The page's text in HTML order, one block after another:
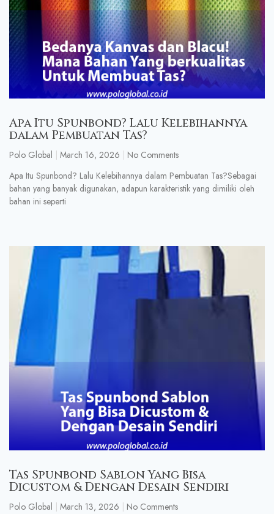
Apa Itu Spunbond? Lalu Kelebihannya
dalam Pembuatan Tas?
Polo Global March 16, 2026
No Comments
Apa Itu Spunbond? Lalu Kelebihannya dalam Pembuatan Tas?Sebagai
bahan yang banyak digunakan, adapun karakteristik yang dimiliki oleh
bahan ini seperti
Tas Spunbond Sablon Yang Bisa
Dicustom & Dengan Desain Sendiri
Polo Global March 13, 2026
No Comments